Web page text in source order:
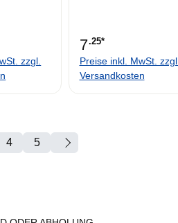
zzgl.
7.25*
Preise inkl. MwSt. zzgl.
Versandkosten
Seite
4 Seite
5